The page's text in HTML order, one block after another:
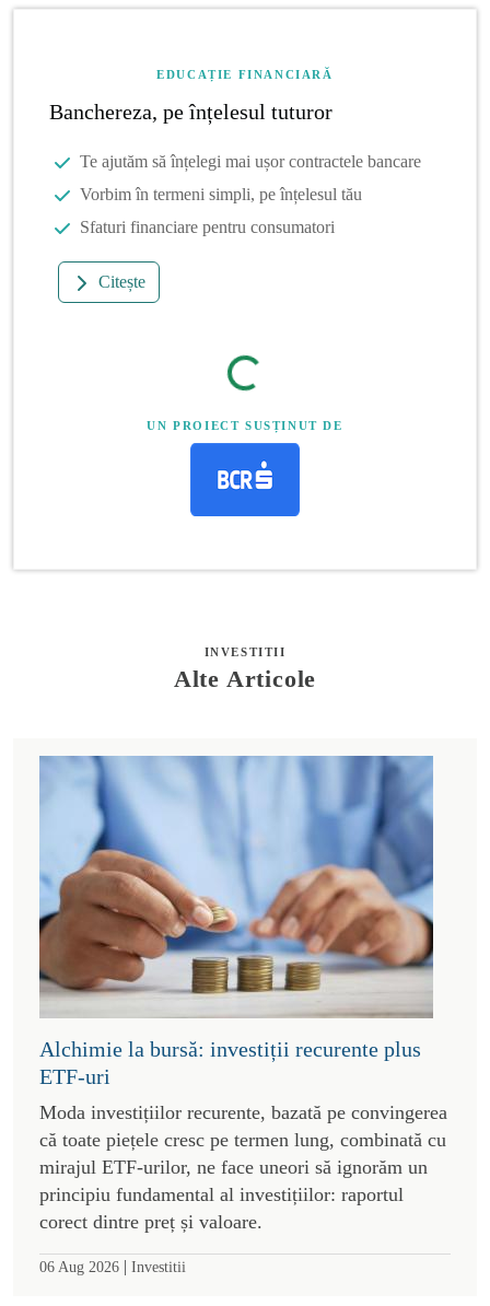
EDUCAȚIE FINANCIARĂ
Banchereza, pe înțelesul tuturor
Te ajutăm să înțelegi mai ușor contractele bancare
Vorbim în termeni simpli, pe înțelesul tău
Sfaturi financiare pentru consumatori
Citește
UN PROIECT SUSȚINUT DE
INVESTITII
Alte Articole
Alchimie la bursă: investiții recurente plus
ETF-uri
Moda investițiilor recurente, bazată pe convingerea
că toate piețele cresc pe termen lung, combinată cu
mirajul ETF-urilor, ne face uneori să ignorăm un
principiu fundamental al investițiilor: raportul
corect dintre preț și valoare.
06 Aug 2026 | Investitii